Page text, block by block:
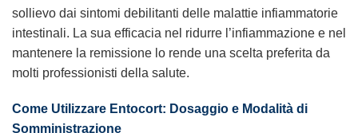
sollievo dai sintomi debilitanti delle malattie infiammatorie
intestinali. La sua efficacia nel ridurre l’infiammazione e nel
mantenere la remissione lo rende una scelta preferita da
molti professionisti della salute.
Come Utilizzare Entocort: Dosaggio e Modalità di
Somministrazione